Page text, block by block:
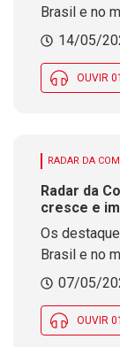
Brasil e no
14/05/
OUVIR
RADAR DA
Radar da
cresce e
e Rádio
Os
Brasil e no
07/05/
OUVIR